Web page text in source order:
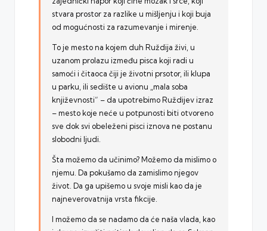
stvara prostor za razlike u mišljenju i koji buja
od mogućnosti za razumevanje i mirenje.
To je mesto na kojem duh Ruždija živi, u
uzanom prolazu između pisca koji radi u
samoći i čitaoca čiji je životni prsotor, ili klupa
u parku, ili sedište u avionu „mala soba
književnosti“ – da upotrebimo Ruždijev izraz
– mesto koje neće u potpunosti biti otvoreno
sve dok svi obeleženi pisci iznova ne postanu
slobodni ljudi.
Šta možemo da učinimo? Možemo da mislimo o
njemu. Da pokušamo da zamislimo njegov
život. Da ga upišemo u svoje misli kao da je
najneverovatnija vrsta fikcije.
I možemo da se nadamo da će naša vlada, kao